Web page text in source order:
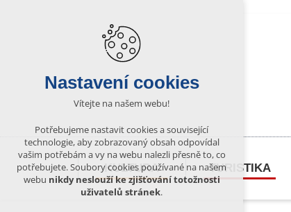
KULTURA TURISTIKA
Nastavení cookies
Vítejte na našem webu!
Potřebujeme nastavit cookies a související
technologie, aby zobrazovaný obsah odpovídal
vašim potřebám a vy na webu nalezli přesně to, co
potřebujete. Soubory cookies používané na našem
webu nikdy neslouží ke zjišťování totožnosti
uživatelů stránek.